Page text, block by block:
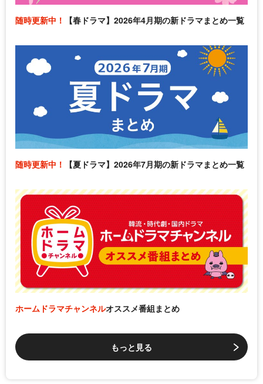
随時更新中！ 【春ドラマ】2026年4月期の新ドラマまとめ一覧
随時更新中！ 【夏ドラマ】2026年7月期の新ドラマまとめ一覧
ホームドラマチャンネルオススメ番組まとめ
もっと見る